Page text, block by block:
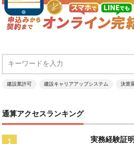
建設業許可 建設キャリアアップシステム 決算
通算アクセスランキング
実務経験証